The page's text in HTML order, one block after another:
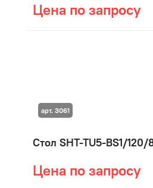
Цена по запросу
Стол SHT-TU5-BS1/
Цена по запросу
арт. 3061